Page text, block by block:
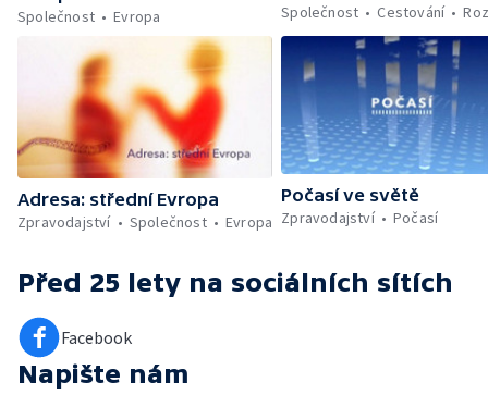
Společnost
Evropa
Společnost
Cestování
Adresa: střední Evropa
Zpravodajství
Společnost Evropa
Počasí ve světě
Zpravodajství
Počasí
Před 25 lety na sociálních sítích
Facebook
Napište nám